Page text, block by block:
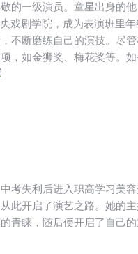
的一级演员。童星出身的
戏剧学院，成为表演班里
不断磨练自己的演技。尽
，如金狮奖、梅花奖等。
考失利后进入职高学习美
此开启了演艺之路。她的
青睐，随后便开启了自己的